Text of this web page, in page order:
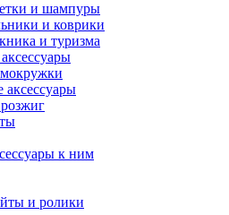
и шампуры
и коврики
и туризма
аксессуары
к ним
и ролики